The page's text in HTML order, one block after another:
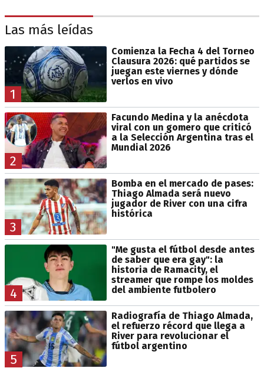
Las más leídas
1
Comienza la Fecha 4 del Torneo
Clausura 2026: qué partidos se
juegan este viernes y dónde
verlos en vivo
2
Facundo Medina y la anécdota
viral con un gomero que criticó
a la Selección Argentina tras el
Mundial 2026
3
Bomba en el mercado de pases:
Thiago Almada será nuevo
jugador de River con una cifra
histórica
4
"Me gusta el fútbol desde antes
de saber que era gay": la
historia de Ramacity, el
streamer que rompe los moldes
del ambiente futbolero
5
Radiografía de Thiago Almada,
el refuerzo récord que llega a
River para revolucionar el
fútbol argentino